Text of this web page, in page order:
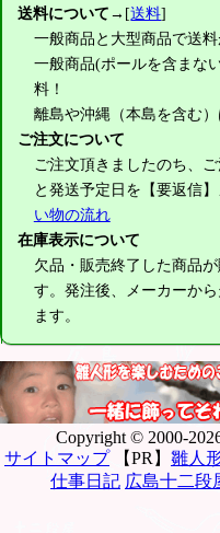
送料について→[送料]
一般商品と大型商品で送料
一般商品(ポールを含まな
料！
離島や沖縄（本島を含む
ご注文について
ご注文頂きましたのち、
と発送予定日を【要返信
い物の流れ
在庫表示について
欠品・販売終了した商品
す。発注後、メーカーか
ます。
Copyright © 2000-
サイトマップ
【PR】 雛人
仕事日記 広島十二段